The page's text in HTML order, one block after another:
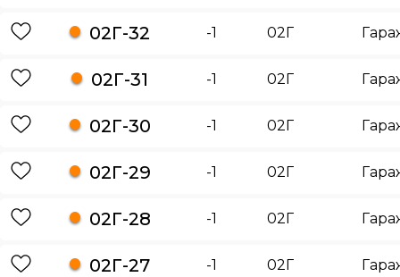
02Г-32 -1 02Г
02Г-31 -1 02Г
02Г-30 -1 02Г
02Г-29 -1 02Г
02Г-28 -1 02Г
02Г-27 -1 02Г